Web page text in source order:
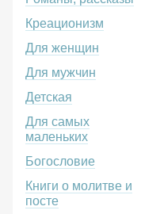
Креационизм
Для женщин
Для мужчин
Детская
Для самых
маленьких
Богословие
Книги о молитве и
посте